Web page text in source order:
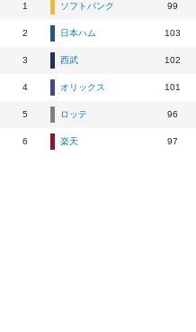
1 ソフトバンク 99
2 日本ハム 103
3 西武 102
4 オリックス 101
5 ロッテ 96
6 楽天 97